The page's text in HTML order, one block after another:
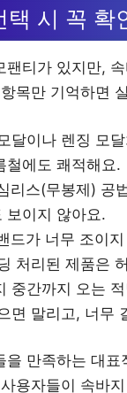
택 시 꼭 확
팬티가 있지만,
목만 기억하면
달이나 렌징 모
철에도 쾌적해요.
리스(무봉제) 공
보이지 않아요.
드가 너무 조이
처리된 제품은
중간까지 오는
면 말리고, 너무
을 만족하는 대
용자들이 속바